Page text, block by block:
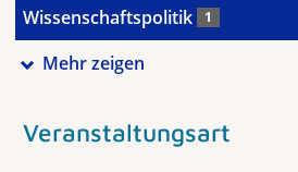
Wissenschaftspolitik 1
Mehr zeigen
Veranstaltungsart